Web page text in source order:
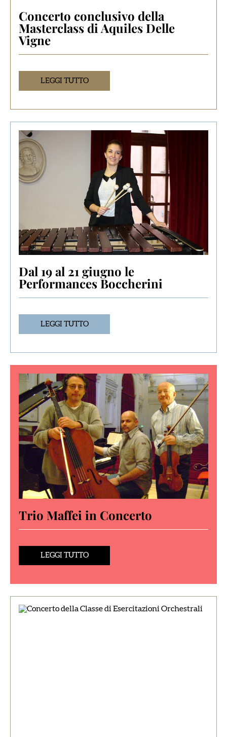
Concerto conclusivo della
Masterclass di Aquiles Delle
Vigne
LEGGI TUTTO
Dal 19 al 21 giugno le
Performances Boccherini
LEGGI TUTTO
Trio Maffei in Concerto
LEGGI TUTTO